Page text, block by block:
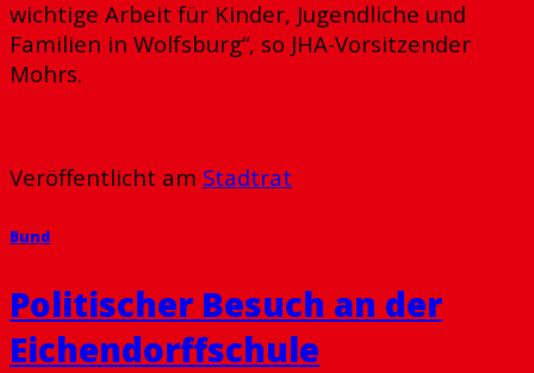
wichtige Arbeit für Kinder, Jugendliche und
Familien in Wolfsburg“, so JHA-Vorsitzender
Mohrs.
Veröffentlicht am Stadtrat
Bund
Politischer Besuch an der
Eichendorffschule